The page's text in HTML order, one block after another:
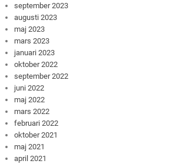
september 2023
augusti 2023
maj 2023
mars 2023
januari 2023
oktober 2022
september 2022
juni 2022
maj 2022
mars 2022
februari 2022
oktober 2021
maj 2021
april 2021